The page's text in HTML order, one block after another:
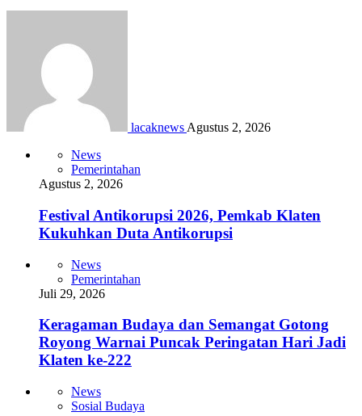
lacaknews Agustus 2, 2026
News
Pemerintahan
Agustus 2, 2026
Festival Antikorupsi 2026, Pemkab Klaten
Kukuhkan Duta Antikorupsi
News
Pemerintahan
Juli 29, 2026
Keragaman Budaya dan Semangat Gotong
Royong Warnai Puncak Peringatan Hari Jadi
Klaten ke-222
News
Sosial Budaya